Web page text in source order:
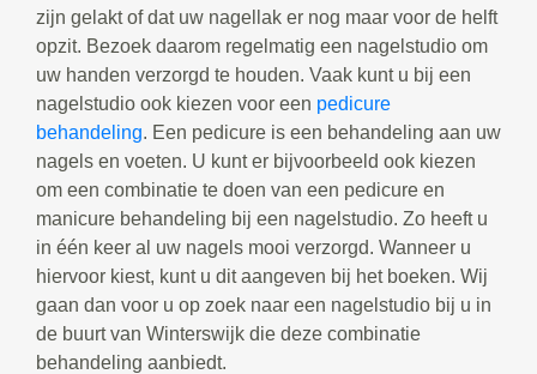
zijn gelakt of dat uw nagellak er nog maar voor de helft
opzit. Bezoek daarom regelmatig een nagelstudio om
uw handen verzorgd te houden. Vaak kunt u bij een
nagelstudio ook kiezen voor een pedicure
behandeling. Een pedicure is een behandeling aan uw
nagels en voeten. U kunt er bijvoorbeeld ook kiezen
om een combinatie te doen van een pedicure en
manicure behandeling bij een nagelstudio. Zo heeft u
in één keer al uw nagels mooi verzorgd. Wanneer u
hiervoor kiest, kunt u dit aangeven bij het boeken. Wij
gaan dan voor u op zoek naar een nagelstudio bij u in
de buurt van Winterswijk die deze combinatie
behandeling aanbiedt.